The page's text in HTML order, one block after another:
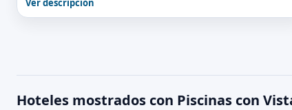
Ver descripción
Hoteles mostrados con Piscinas con